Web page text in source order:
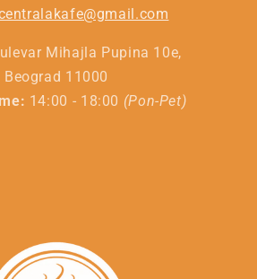
Mihajla Pupina 10e,
Beograd 11000
14:00 - 18:00 (Pon-Pet)